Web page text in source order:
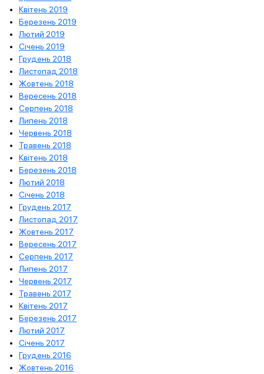
Квітень 2019
Березень 2019
Лютий 2019
Січень 2019
Грудень 2018
Листопад 2018
Жовтень 2018
Вересень 2018
Серпень 2018
Липень 2018
Червень 2018
Травень 2018
Квітень 2018
Березень 2018
Лютий 2018
Січень 2018
Грудень 2017
Листопад 2017
Жовтень 2017
Вересень 2017
Серпень 2017
Липень 2017
Червень 2017
Травень 2017
Квітень 2017
Березень 2017
Лютий 2017
Січень 2017
Грудень 2016
Жовтень 2016